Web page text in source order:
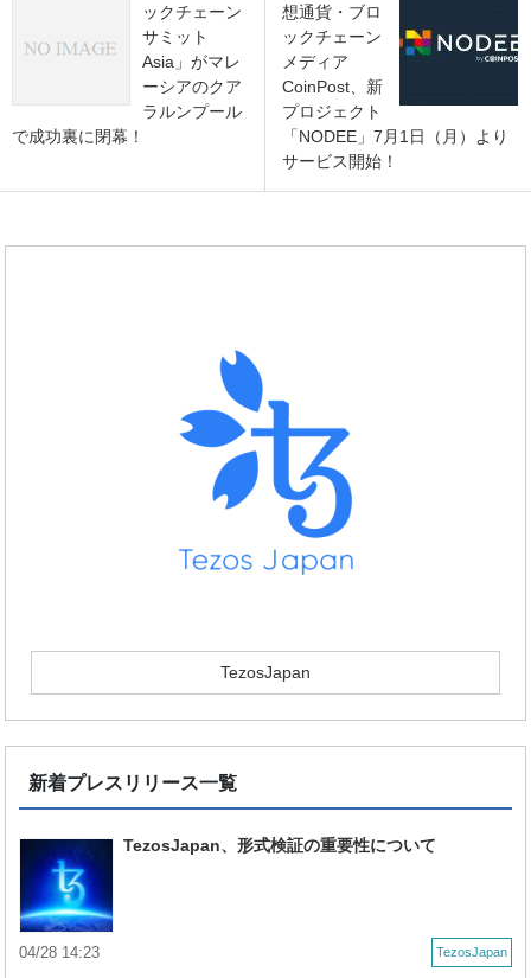
ックチェーン
サミット
Asia」がマレ
ーシアのクア
ラルンプール
で成功裏に閉幕！
想通貨・ブロ
ックチェーン
メディア
CoinPost、新
プロジェクト
「NODEE」7月1日（月）より
サービス開始！
TezosJapan
新着プレスリリース一覧
TezosJapan、形式検証の重要性について
TezosJapan
04/28 14:23